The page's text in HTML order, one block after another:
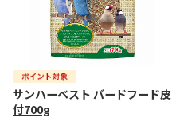
サンハーベスト バードフード皮
付700g